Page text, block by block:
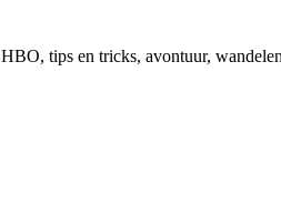
tips en tricks, avontuur,